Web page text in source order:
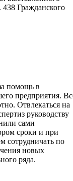
Гражданского
помощь в
предприятия.
Отвлекаться на
руководству
сами
сроки и при
сотрудничать по
новых
ряда.